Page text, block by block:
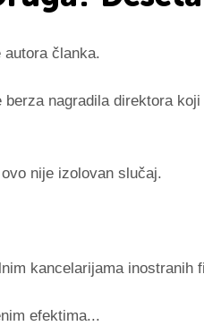
članka.
nagradila direktora
nije izolovan slučaj.
kancelarijama inostranih
efektima...